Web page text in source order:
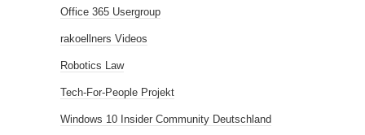
Office 365 Usergroup
rakoellners Videos
Robotics Law
Tech-For-People Projekt
Windows 10 Insider Community Deutschland